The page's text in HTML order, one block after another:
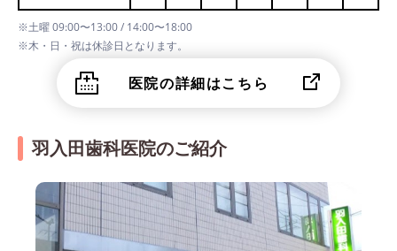
※土曜 09:00〜13:00 / 14:00〜18:00
※木・日・祝は休診日となります。
医院の詳細はこちら
羽入田歯科医院のご紹介